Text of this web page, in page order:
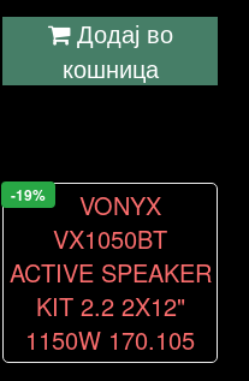
Додај во
кошница
-19%